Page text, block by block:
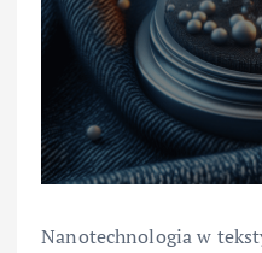
Nanotechnologia w